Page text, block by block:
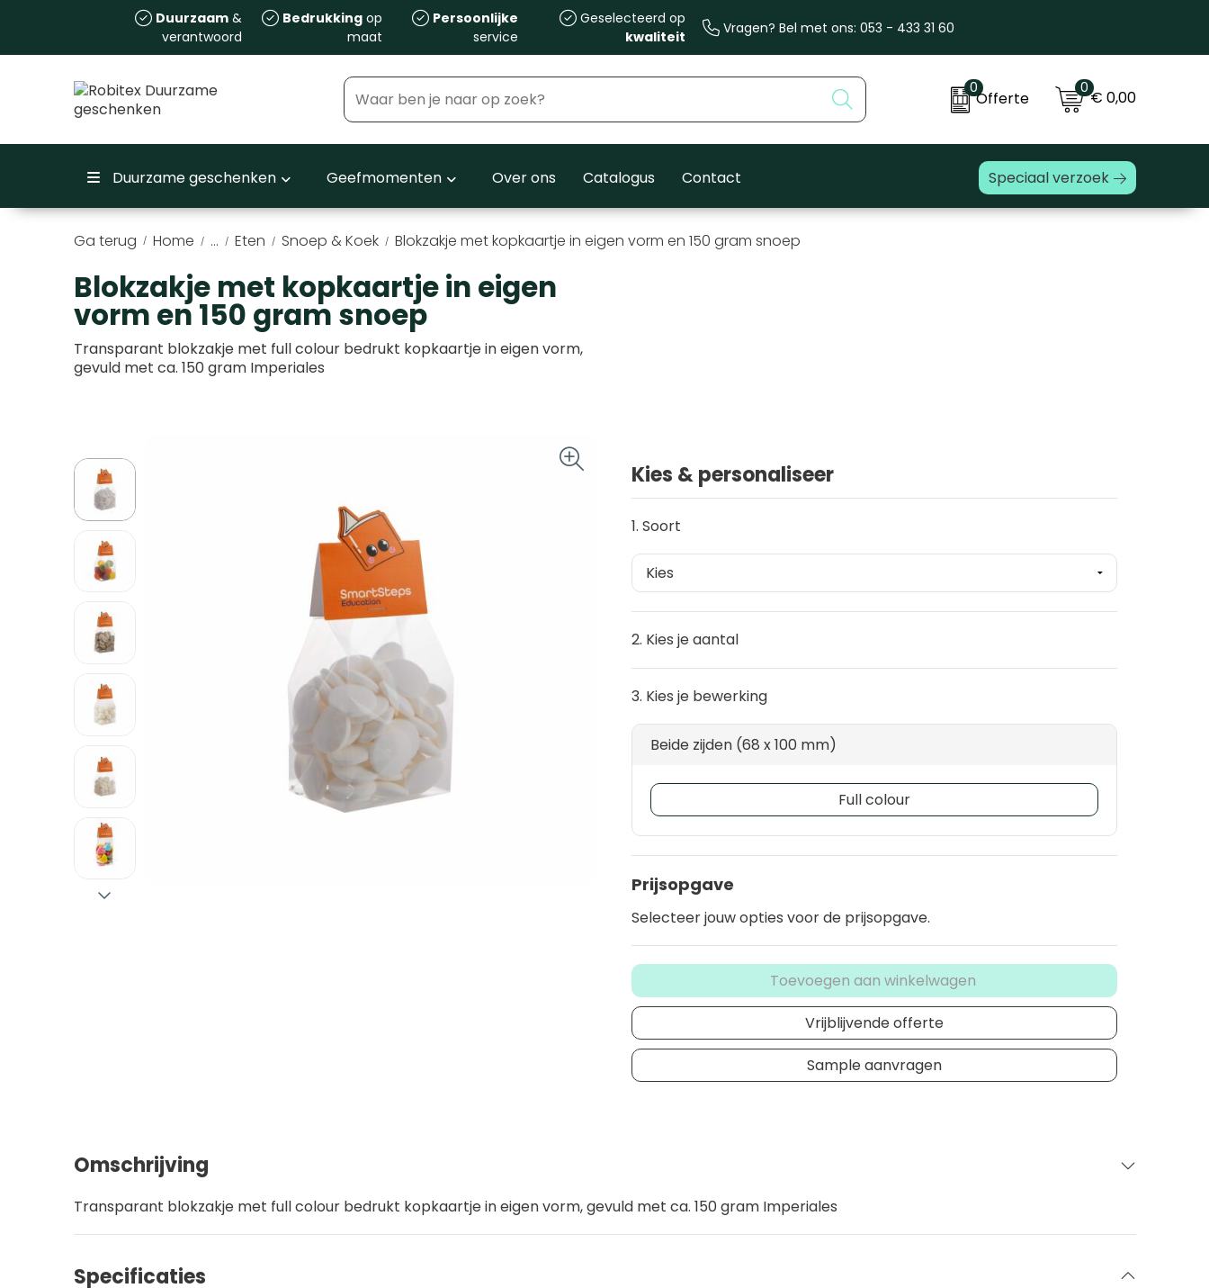
Duurzaam&
verantwoord
Bedrukkingop
maat
Persoonlijke
service
Geselecteerd op
kwaliteit
Vragen? Bel met ons: 053 - 433 31 60
0
Offerte
0€ 0,00
Duurzame geschenken Geefmomenten Over ons Catalogus Contact Speciaal verzoek
Ga terug / Home ... Eten Snoep & Koek Blokzakje met kopkaartje in eigen vorm en 150 gram snoep
Blokzakje met kopkaartje in eigen
vorm en 150 gram snoep
Transparant blokzakje met full colour bedrukt kopkaartje in eigen vorm,
gevuld met ca. 150 gram Imperiales
Kies & personaliseer
1. Soort
2. Kies je aantal
3. Kies je bewerking
Beide zijden (68 x 100 mm)
Full colour
Prijsopgave
Selecteer jouw opties voor de prijsopgave.
Toevoegen aan winkelwagen
Vrijblijvende offerte
Sample aanvragen
Omschrijving
Transparant blokzakje met full colour bedrukt kopkaartje in eigen vorm, gevuld met ca. 150 gram Imperiales
Specificaties